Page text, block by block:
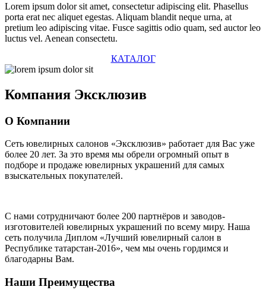
Lorem ipsum dolor sit amet, consectetur adipiscing elit. Phasellus
porta erat nec aliquet egestas. Aliquam blandit neque urna, at
pretium leo adipiscing vitae. Fusce sagittis odio quam, sed auctor leo
luctus vel. Aenean consectetu.
КАТАЛОГ
Компания Эксклюзив
О Компании
Сеть ювелирных салонов «Эксклюзив» работает для Вас уже
более 20 лет. За это время мы обрели огромный опыт в
подборе и продаже ювелирных украшений для самых
взыскательных покупателей.
С нами сотрудничают более 200 партнёров и заводов-
изготовителей ювелирных украшений по всему миру. Наша
сеть получила Диплом «Лучший ювелирный салон в
Республике татарстан-2016», чем мы очень гордимся и
благодарны Вам.
Наши Преимущества